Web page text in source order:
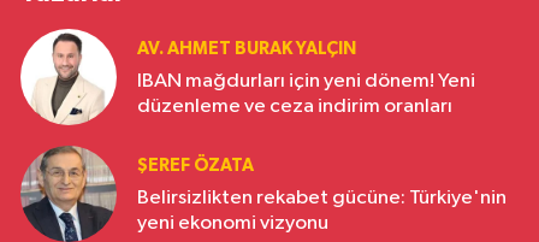
AV. AHMET BURAK YALÇIN
IBAN mağdurları için yeni dönem! Yeni
düzenleme ve ceza indirim oranları
ŞEREF ÖZATA
Belirsizlikten rekabet gücüne: Türkiye'nin
yeni ekonomi vizyonu